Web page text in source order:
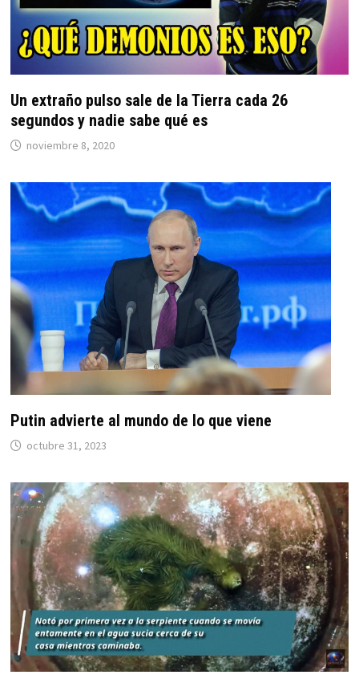
Un extraño pulso sale de la Tierra cada 26
segundos y nadie sabe qué es
noviembre 8, 2020
Putin advierte al mundo de lo que viene
octubre 31, 2023